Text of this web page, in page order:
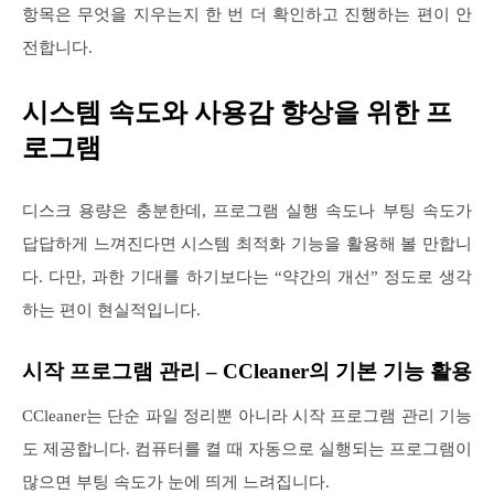
항목은 무엇을 지우는지 한 번 더 확인하고 진행하는 편이 안
전합니다.
시스템 속도와 사용감 향상을 위한 프
로그램
디스크 용량은 충분한데, 프로그램 실행 속도나 부팅 속도가
답답하게 느껴진다면 시스템 최적화 기능을 활용해 볼 만합니
다. 다만, 과한 기대를 하기보다는 “약간의 개선” 정도로 생각
하는 편이 현실적입니다.
시작 프로그램 관리 – CCleaner의 기본 기능 활용
CCleaner는 단순 파일 정리뿐 아니라 시작 프로그램 관리 기능
도 제공합니다. 컴퓨터를 켤 때 자동으로 실행되는 프로그램이
많으면 부팅 속도가 눈에 띄게 느려집니다.